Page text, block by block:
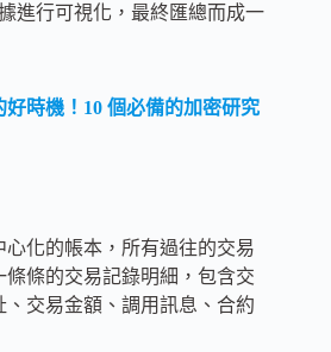
進行可視化，最終匯總而成一
好時機！10 個必備的加密研究
化的帳本，所有過往的交易
條的交易記錄明細，包含交
交易金額、調用訊息、合約